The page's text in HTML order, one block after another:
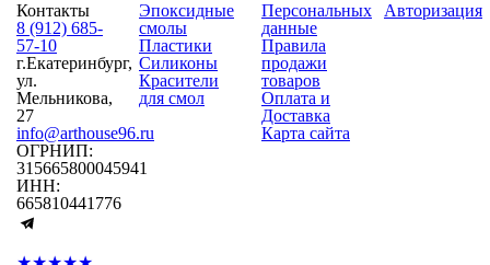
Контакты
8 (912) 685-
57-10
г.Екатеринбург,
ул.
Мельникова,
27
info@arthouse96.ru
ОГРНИП:
315665800045941
ИНН:
665810441776
Эпоксидные
смолы
Пластики
Силиконы
Красители
для смол
Персональных
данные
Правила
продажи
товаров
Оплата и
Доставка
Карта сайта
Авторизация